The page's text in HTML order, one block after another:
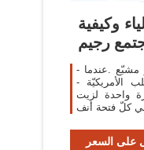
وكيفية
- زيت السّمسم عالي في الدّهن الغير مشبّع .عندما
الأمريكيّة -
واحدة لزيت
على السعر